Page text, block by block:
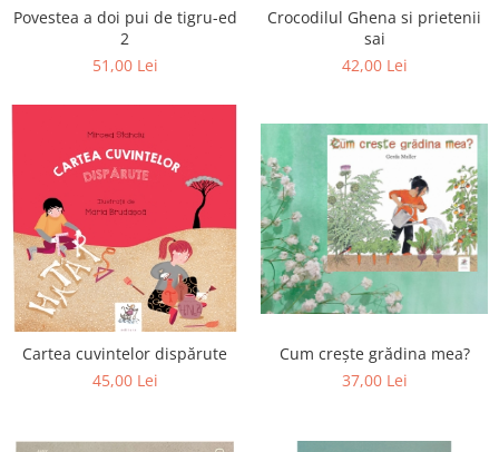
Editura Cartemma
Editura Corint
Editura Frontiera
Editura Gama
Editura Kreativ
Editura Litera
Editura Lizuka Educativ
Editura Nemira
Editura Nomina
Editura Pandora M
Editura Portocala Albastră
Povestea a doi pui de tigru-ed
2
51,00 Lei
Crocodilul Ghena si prietenii
sai
42,00 Lei
Cartea cuvintelor dispărute
45,00 Lei
Cum crește grădina mea?
37,00 Lei